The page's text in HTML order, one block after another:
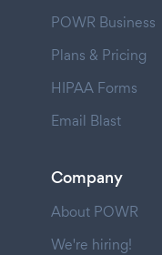
POWR Business
Plans & Pricing
HIPAA Forms
Email Blast
Company
About POWR
We're hiring!